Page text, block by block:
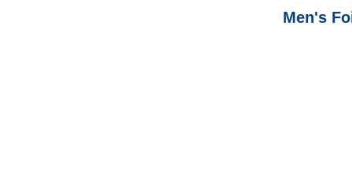
Men's